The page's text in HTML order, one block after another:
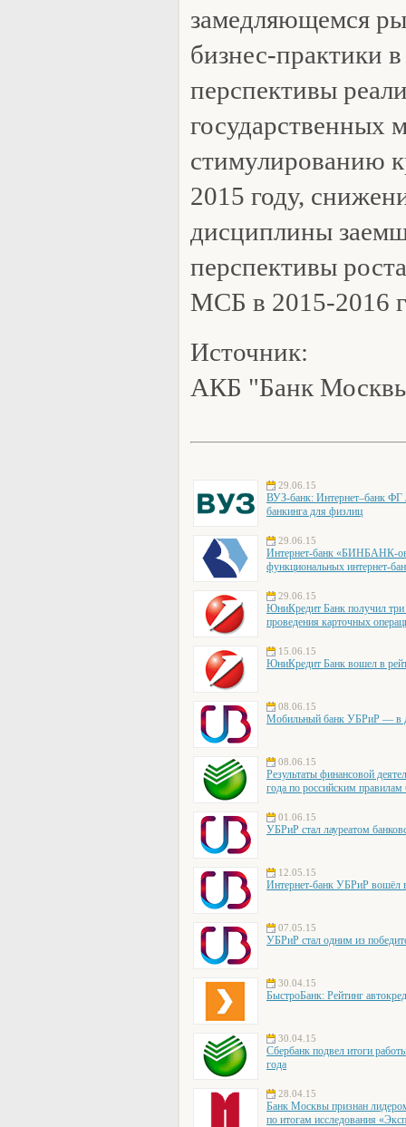
замедляющемся
бизнес-практики
перспективы
государственных
стимулированию
2015 году,
дисциплины
перспективы
МСБ в 2015-2016
Источник:
АКБ "Банк
29.06.15
ВУЗ-банк: Интернет–банк ФГ
банкинга для физлиц
29.06.15
Интернет-банк «БИНБАНК-
функциональных интернет-
29.06.15
ЮниКредит Банк получил три
проведения карточных
15.06.15
ЮниКредит Банк вошел в
08.06.15
Мобильный банк УБРиР — в
08.06.15
Результаты финансовой
года по российским правилам
01.06.15
УБРиР стал лауреатом
12.05.15
Интернет-банк УБРиР вошёл
07.05.15
УБРиР стал одним из
30.04.15
БыстроБанк: Рейтинг
30.04.15
Сбербанк подвел итоги
года
28.04.15
Банк Москвы признан
по итогам исследования